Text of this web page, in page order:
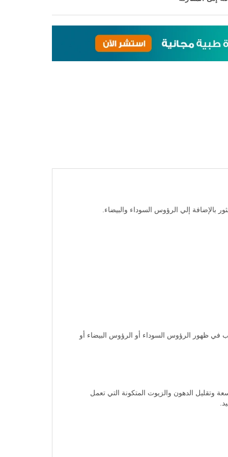
بالإضافة إلي الرؤوس السوداء والبيضاء.
في ظهور الرؤوس السوداء أو الرؤوس البيضاء أو
وتقليل الدهون والزيوت المتكونة التي تعمل